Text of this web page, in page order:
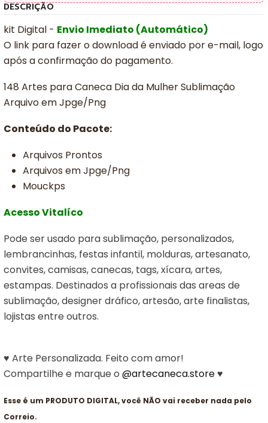
DESCRIÇÃO
kit Digital - Envio Imediato (Automático)
O link para fazer o download é enviado por e-mail, logo
após a confirmação do pagamento.
148 Artes para Caneca Dia da Mulher Sublimação
Arquivo em Jpge/Png
Conteúdo do Pacote:
Arquivos Prontos
Arquivos em Jpge/Png
Mouckps
Acesso Vitalíco
Pode ser usado para sublimação, personalizados,
lembrancinhas, festas infantil, molduras, artesanato,
convites, camisas, canecas, tags, xícara, artes,
estampas. Destinados a profissionais das areas de
sublimação, designer dráfico, artesão, arte finalistas,
lojistas entre outros.
♥ Arte Personalizada. Feito com amor!
Compartilhe e marque o @artecaneca.store♥
Esse é um PRODUTO DIGITAL, você NÃO vai receber nada pelo
Correio.